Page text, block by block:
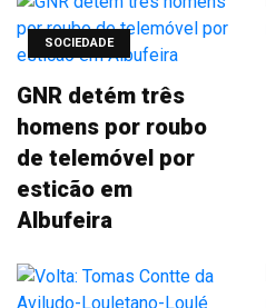
SOCIEDADE
GNR detém três
homens por roubo
de telemóvel por
esticão em
Albufeira